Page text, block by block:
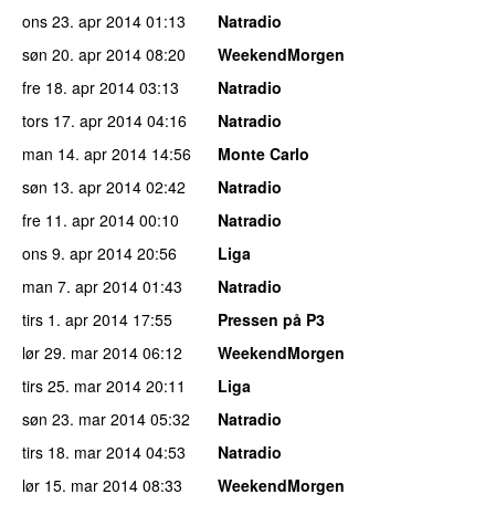
ons 23. apr 2014 01:13
Natradio
søn 20. apr 2014 08:20
WeekendMorgen
fre 18. apr 2014 03:13
Natradio
tors 17. apr 2014 04:16
Natradio
man 14. apr 2014 14:56
Monte Carlo
søn 13. apr 2014 02:42
Natradio
fre 11. apr 2014 00:10
Natradio
ons 9. apr 2014 20:56
Liga
man 7. apr 2014 01:43
Natradio
tirs 1. apr 2014 17:55
Pressen på P3
lør 29. mar 2014 06:12
WeekendMorgen
tirs 25. mar 2014 20:11
Liga
søn 23. mar 2014 05:32
Natradio
tirs 18. mar 2014 04:53
Natradio
lør 15. mar 2014 08:33
WeekendMorgen